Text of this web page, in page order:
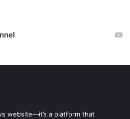
website—it’s a platform that